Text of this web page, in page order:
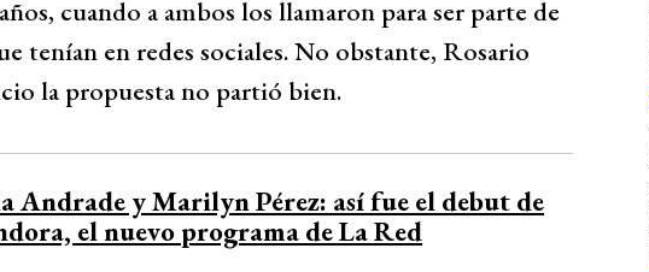
cuando a ambos los llamaron para ser parte de
tenían en redes sociales. No obstante, Rosario
la propuesta no partió bien.
Andrade y Marilyn Pérez: así fue el debut de
el nuevo programa de La Red